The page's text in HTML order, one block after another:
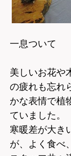
一息ついて
美しいお花や
の疲れも忘れ
かな表情で植
ていました。
寒暖差が大き
が、よく食べ